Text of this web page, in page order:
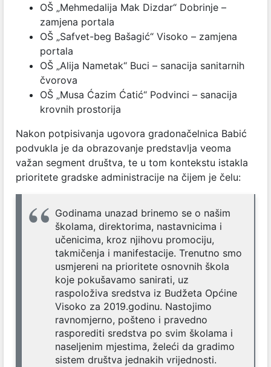
OŠ „Mehmedalija Mak Dizdar“ Dobrinje –
zamjena portala
OŠ „Safvet-beg Bašagić“ Visoko – zamjena
portala
OŠ „Alija Nametak“ Buci – sanacija sanitarnih
čvorova
OŠ „Musa Ćazim Ćatić“ Podvinci – sanacija
krovnih prostorija
Nakon potpisivanja ugovora gradonačelnica Babić
podvukla je da obrazovanje predstavlja veoma
važan segment društva, te u tom kontekstu istakla
prioritete gradske administracije na čijem je čelu:
Godinama unazad brinemo se o našim
školama, direktorima, nastavnicima i
učenicima, kroz njihovu promociju,
takmičenja i manifestacije. Trenutno smo
usmjereni na prioritete osnovnih škola
koje pokušavamo sanirati, uz
raspoloživa sredstva iz Budžeta Općine
Visoko za 2019.godinu. Nastojimo
ravnomjerno, pošteno i pravedno
rasporediti sredstva po svim školama i
naseljenim mjestima, želeći da gradimo
sistem društva jednakih vrijednosti.